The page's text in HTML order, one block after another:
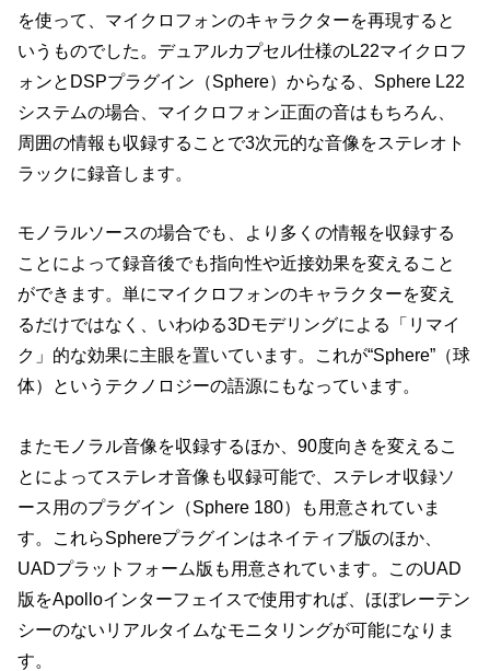
を使って、マイクロフォンのキャラクターを再現すると
いうものでした。デュアルカプセル仕様のL22マイクロフ
ォンとDSPプラグイン（Sphere）からなる、Sphere L22
システムの場合、マイクロフォン正面の音はもちろん、
周囲の情報も収録することで3次元的な音像をステレオト
ラックに録音します。
モノラルソースの場合でも、より多くの情報を収録する
ことによって録音後でも指向性や近接効果を変えること
ができます。単にマイクロフォンのキャラクターを変え
るだけではなく、いわゆる3Dモデリングによる「リマイ
ク」的な効果に主眼を置いています。これが“Sphere”（球
体）というテクノロジーの語源にもなっています。
またモノラル音像を収録するほか、90度向きを変えるこ
とによってステレオ音像も収録可能で、ステレオ収録ソ
ース用のプラグイン（Sphere 180）も用意されていま
す。これらSphereプラグインはネイティブ版のほか、
UADプラットフォーム版も用意されています。このUAD
版をApolloインターフェイスで使用すれば、ほぼレーテン
シーのないリアルタイムなモニタリングが可能になりま
す。